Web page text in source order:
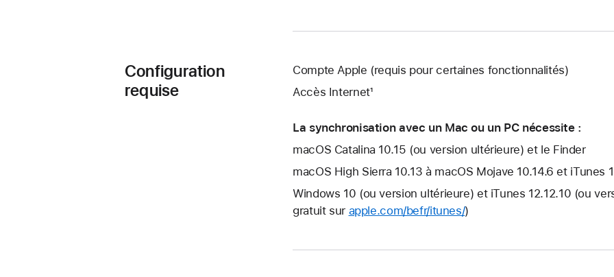
Configuration
requise
Compte Apple (requis pour certaines fonctionnalités)
Accès Internet¹
La synchronisation avec un Mac ou un PC nécessite :
macOS Catalina 10.15 (ou version ultérieure) et le Finder
macOS High Sierra 10.13 à macOS Mojave 10.14.6 et iTunes
Windows 10 (ou version ultérieure) et iTunes 12.12.10 (ou
gratuit sur apple.com/befr/itunes/)